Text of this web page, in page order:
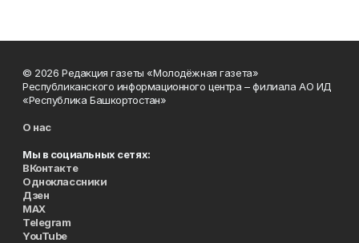
© 2026 Редакция газеты «Молодёжная газета»
Республиканского информационного центра – филиала АО ИД
«Республика Башкортостан»
О нас
Мы в социальных сетях:
ВКонтакте
Одноклассники
Дзен
MAX
Telegram
YouTube